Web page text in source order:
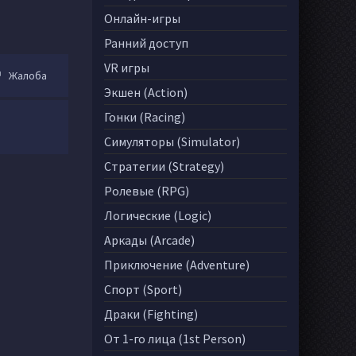
Жалоба
Онлайн-игры
Ранний доступ
VR игры
Экшен (Action)
Гонки (Racing)
Симуляторы (Simulator)
Стратегии (Strategy)
Ролевые (RPG)
Логические (Logic)
Аркады (Arcade)
Приключение (Adventure)
Спорт (Sport)
Драки (Fighting)
От 1-го лица (1st Person)